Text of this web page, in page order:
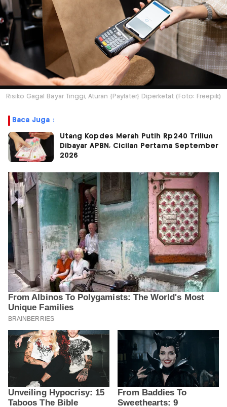
Risiko Gagal Bayar Tinggi, Aturan {Paylater} Diperketat (Foto: Freepik)
Baca Juga :
Utang Kopdes Merah Putih Rp240 Triliun
Dibayar APBN, Cicilan Pertama September
2026